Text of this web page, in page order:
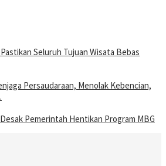
Seluruh Tujuan Wisata Bebas
Persaudaraan, Menolak Kebencian,
Pemerintah Hentikan Program MBG